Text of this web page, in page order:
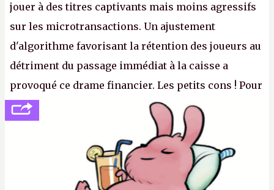
jouer à des titres captivants mais moins agressifs
sur les microtransactions. Un ajustement
d'algorithme favorisant la rétention des joueurs au
détriment du passage immédiat à la caisse a
provoqué ce drame financier. Les petits cons ! Pour
se consoler, le PDG David Baszucki peut compter
sur le déblocage du jeu en Russie et l'explosion des
joueurs majeurs (+32 %). L'avenir appartient donc
aux adultes, qui ne sont jamais que des enfants
avec du pouvoir d'achat.P.